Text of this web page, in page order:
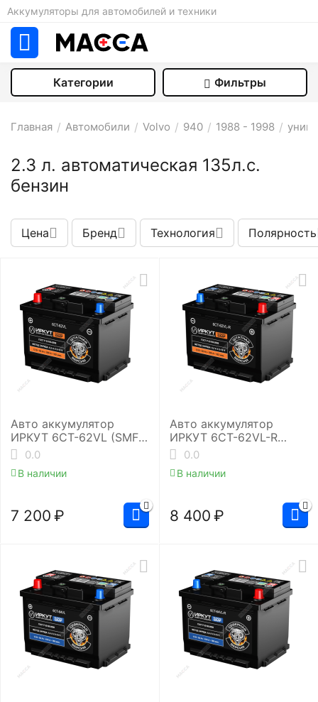
Аккумуляторы для автомобилей и техники
Категории Фильтры
2.3 л. автоматическая 135л.с.
бензин
Главная / Автомобили / Volvo / 940 / 1988 - 1998 /
Цена Бренд Технология Полярность
Авто аккумулятор
ИРКУТ 6CT-62VL (SMF-
L2RU)
0.0
В наличии
7 200 ₽
Авто аккумулятор
ИРКУТ 6CT-62VL-R
(SMF-L2EU)
0.0
В наличии
8 400 ₽